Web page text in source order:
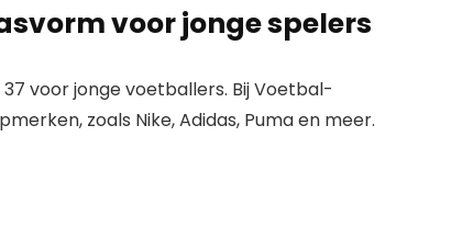
voor jonge spelers
voor jonge voetballers. Bij Voetbal-
zoals Nike, Adidas, Puma en meer.